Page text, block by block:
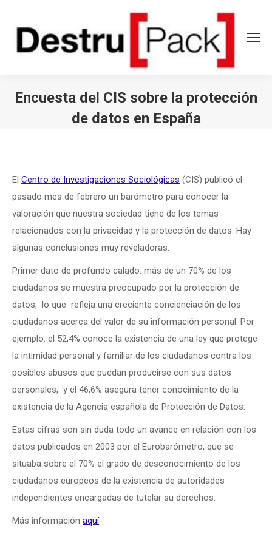
Encuesta del CIS sobre la protección
de datos en España
El Centro de Investigaciones Sociológicas (CIS) publicó el
pasado mes de febrero un barómetro para conocer la
valoración que nuestra sociedad tiene de los temas
relacionados con la privacidad y la protección de datos. Hay
algunas conclusiones muy reveladoras.
Primer dato de profundo calado: más de un 70% de los
ciudadanos se muestra preocupado por la protección de
datos, lo que refleja una creciente concienciación de los
ciudadanos acerca del valor de su información personal. Por
ejemplo: el 52,4% conoce la existencia de una ley que protege
la intimidad personal y familiar de los ciudadanos contra los
posibles abusos que puedan producirse con sus datos
personales, y el 46,6% asegura tener conocimiento de la
existencia de la Agencia española de Protección de Datos.
Estas cifras son sin duda todo un avance en relación con los
datos publicados en 2003 por el Eurobarómetro, que se
situaba sobre el 70% el grado de desconocimiento de los
ciudadanos europeos de la existencia de autoridades
independientes encargadas de tutelar su derechos.
Más información aquí.